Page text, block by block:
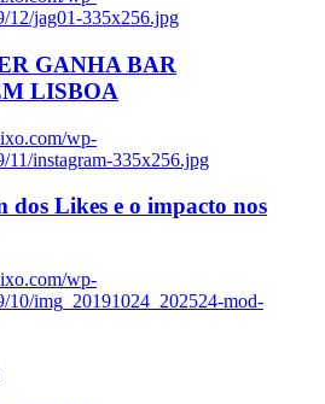
12/jag01-335x256.jpg
GANHA BAR
LISBOA
wp-
11/instagram-335x256.jpg
dos Likes e o impacto nos
wp-
10/img_20191024_202524-mod-